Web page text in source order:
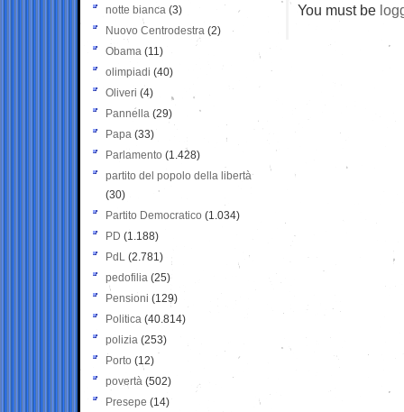
You must be
notte bianca (3)
Nuovo Centrodestra (2)
Obama (11)
olimpiadi (40)
Oliveri (4)
Pannella (29)
Papa (33)
Parlamento (1.428)
partito del popolo della libertà
(30)
Partito Democratico (1.034)
PD (1.188)
PdL (2.781)
pedofilia (25)
Pensioni (129)
Politica (40.814)
polizia (253)
Porto (12)
povertà (502)
Presepe (14)